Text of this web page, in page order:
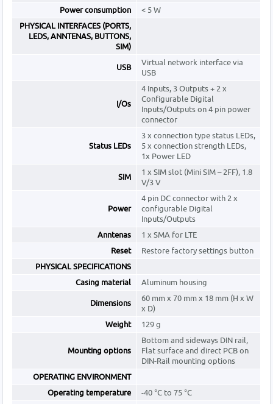
Power consumption
< 5 W
PHYSICAL INTERFACES (PORTS,
LEDS, ANNTENAS, BUTTONS,
SIM)
USB
Virtual network interface via
USB
I/Os
4 Inputs, 3 Outputs + 2 x
Configurable Digital
Inputs/Outputs on 4 pin power
connector
Status LEDs
3 x connection type status LEDs,
5 x connection strength LEDs,
1x Power LED
SIM
1 x SIM slot (Mini SIM – 2FF), 1.8
V/3 V
Power
4 pin DC connector with 2 x
configurable Digital
Inputs/Outputs
Anntenas
1 x SMA for LTE
Reset
Restore factory settings button
PHYSICAL SPECIFICATIONS
Casing material
Aluminum housing
Dimensions
60 mm x 70 mm x 18 mm (H x W
x D)
Weight
129 g
Mounting options
Bottom and sideways DIN rail,
Flat surface and direct PCB on
DIN-Rail mounting options
OPERATING ENVIRONMENT
Operating temperature
-40 °C to 75 °C